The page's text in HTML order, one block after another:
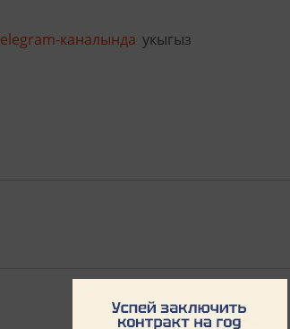
каналында укыгыз